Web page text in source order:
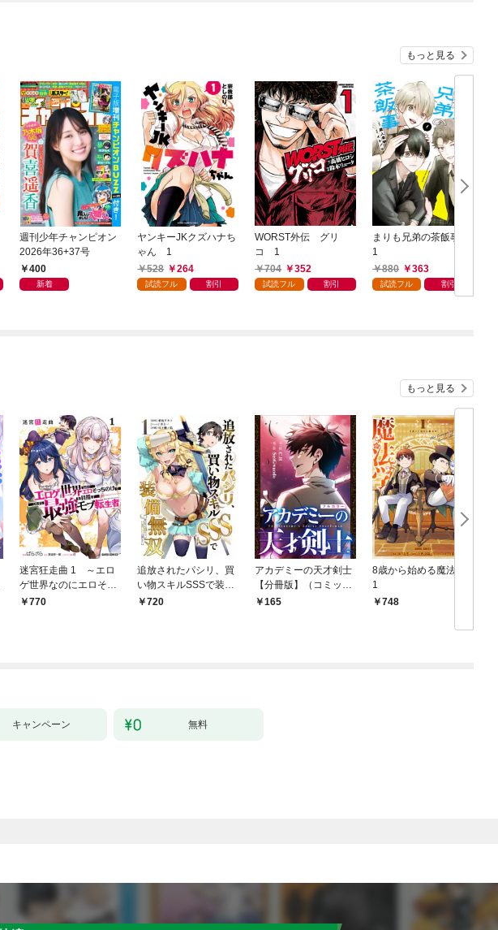
もっと見る
週刊少年チャンピオン
2026年36+37号
400
新着
ヤンキーJKクズハナち
ゃん 1
528
264
試読フル 割引
WORST外伝 グリ
コ 1
704
352
試読フル 割引
まりも兄弟の茶飯事
1
880
363
試読フル 割引
もっと見る
迷宮狂走曲 1 ～エロ
ゲ世界なのにエロそっ
ちのけでひたすら最強
770
追放されたパシリ、買
い物スキルSSSで装備
無双 ～買ったモノを
720
アカデミーの天才剣士
【分冊版】（コミッ
ク） １話【フルカラ
165
8歳から始める魔法学
1
748
キャンペーン 無料